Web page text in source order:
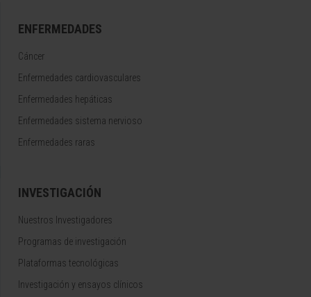
ENFERMEDADES
Cáncer
Enfermedades cardiovasculares
Enfermedades hepáticas
Enfermedades sistema nervioso
Enfermedades raras
INVESTIGACIÓN
Nuestros Investigadores
Programas de investigación
Plataformas tecnológicas
Investigación y ensayos clínicos